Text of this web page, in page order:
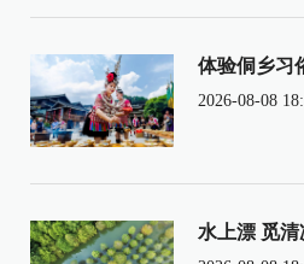
体验侗乡习
2026-08-08
水上漂 觅清